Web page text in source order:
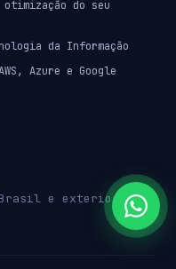
otimização do seu
da Informação
Azure e Google
e exterior